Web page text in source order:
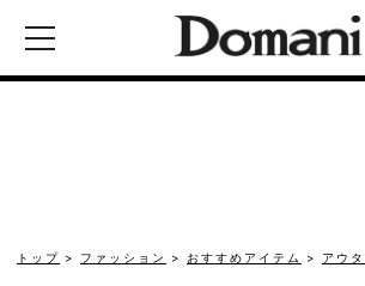
トップ ファッション おすすめアイテム アウタ